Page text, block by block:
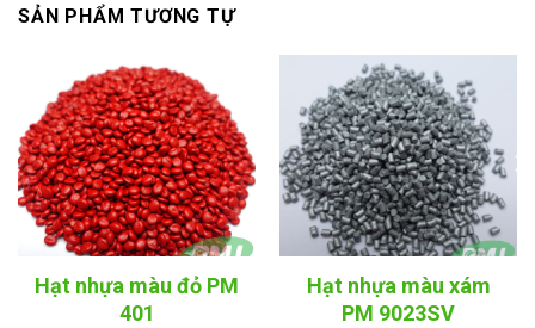
SẢN PHẨM TƯƠNG TỰ
Hạt nhựa màu đỏ PM
401
Hạt nhựa màu xám
PM 9023SV